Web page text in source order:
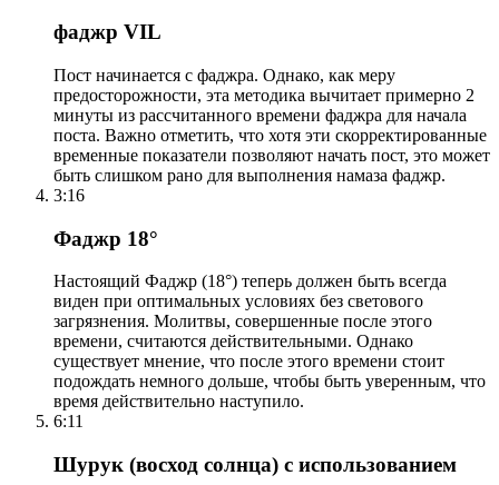
фаджр VIL
Пост начинается с фаджра. Однако, как меру
предосторожности, эта методика вычитает примерно 2
минуты из рассчитанного времени фаджра для начала
поста. Важно отметить, что хотя эти скорректированные
временные показатели позволяют начать пост, это может
быть слишком рано для выполнения намаза фаджр.
3:16
Фаджр 18°
Настоящий Фаджр (18°) теперь должен быть всегда
виден при оптимальных условиях без светового
загрязнения. Молитвы, совершенные после этого
времени, считаются действительными. Однако
существует мнение, что после этого времени стоит
подождать немного дольше, чтобы быть уверенным, что
время действительно наступило.
6:11
Шурук (восход солнца) с использованием